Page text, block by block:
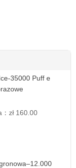
35000 Puff e
：zł 160.00